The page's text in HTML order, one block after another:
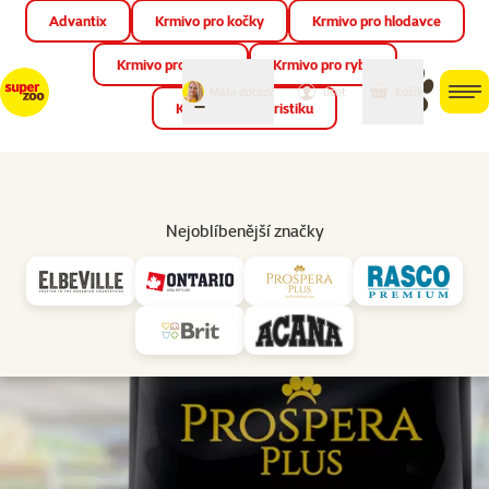
📱 Stáhněte si novou aplikaci Super zoo.Více informací
můj
účet
Advantix Krmivo pro kočky Krmivo pro hlodavce
Krmivo pro ptáky Krmivo pro ryby
Krmivo pro teraristiku
Nejoblíbenější značky